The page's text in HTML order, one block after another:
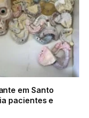
em Santo
pacientes e